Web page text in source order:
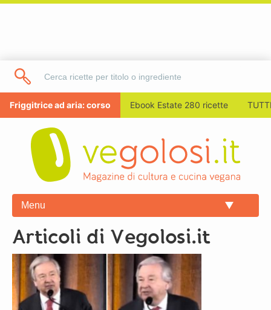
Friggitrice ad aria: corso Ebook Estate 280 ricette
Menu
Articoli di Vegolosi.it